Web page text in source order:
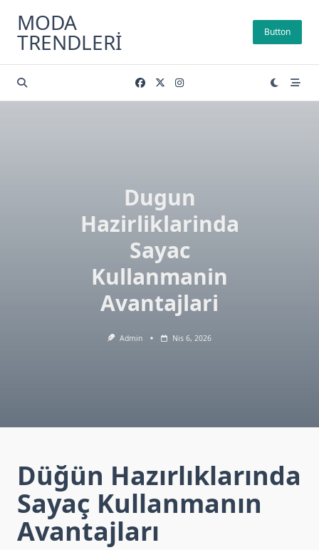
content
MODA
TRENDLERI Button
Dugun
Hazirliklarinda
Sayac
Kullanmanin
Avantajlari
Admin Nis 6, 2026
Düğün Hazırlıklarında
Sayaç Kullanmanın
Avantajları